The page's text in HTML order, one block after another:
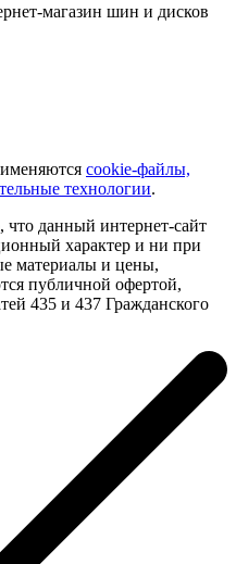
магазин шин и дисков
cookie-файлы,
технологии.
данный интернет-сайт
характер и ни при
материалы и цены,
публичной офертой,
435 и 437 Гражданского